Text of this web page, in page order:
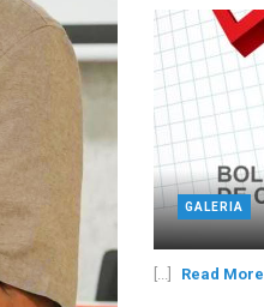
GALERIA
[...] Read More